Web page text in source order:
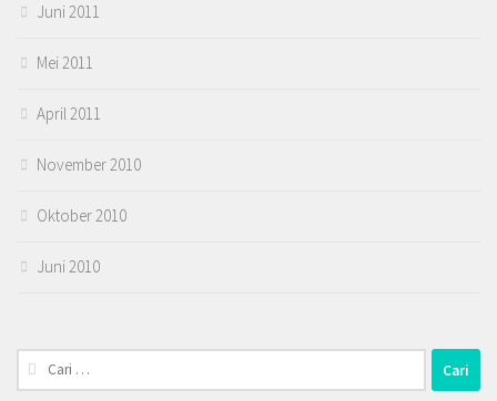
Juni 2011
Mei 2011
April 2011
November 2010
Oktober 2010
Juni 2010
Cari
untuk: